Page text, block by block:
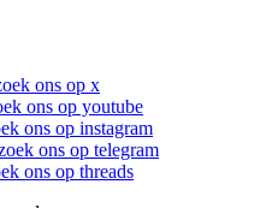
ons op x
ons op youtube
ons op instagram
ons op telegram
ons op threads